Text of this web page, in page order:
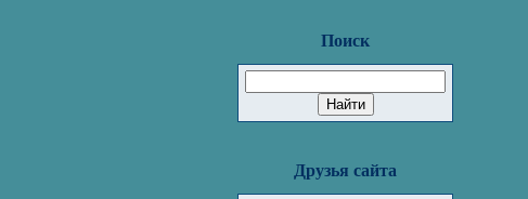
Поиск
Друзья сайта